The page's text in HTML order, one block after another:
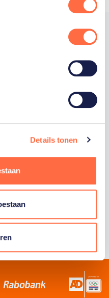
Details tonen
van
wereld maken.